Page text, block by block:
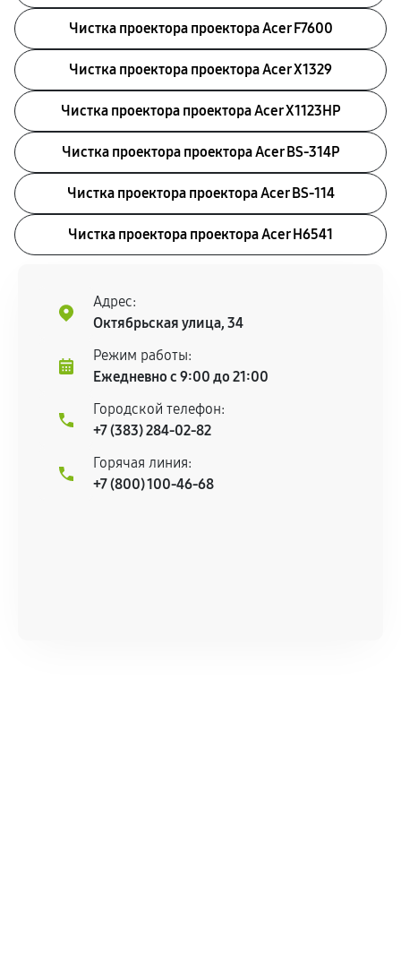
Чистка проектора проектора Acer F7600
Чистка проектора проектора Acer X1329
Чистка проектора проектора Acer X1123HP
Чистка проектора проектора Acer BS-314P
Чистка проектора проектора Acer BS-114
Чистка проектора проектора Acer H6541
Адрес:
Октябрьская улица, 34
Режим работы:
Ежедневно с 9:00 до 21:00
Городской телефон:
+7 (383) 284-02-82
Горячая линия:
+7 (800) 100-46-68